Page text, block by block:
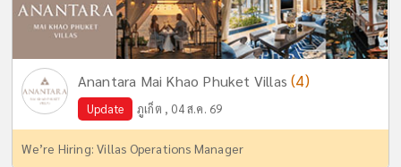
Anantara Mai Khao Phuket Villas(4)
Update ภูเก็ต , 04 ส.ค. 69
We’re Hiring: Villas Operations Manager